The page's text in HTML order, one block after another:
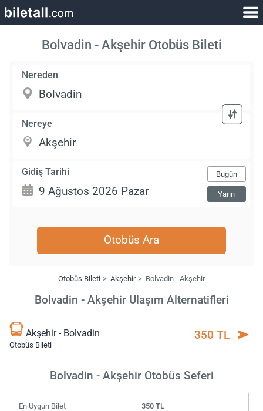
Bolvadin - Akşehir Otobüs Bileti
Nereden
Nereye
Gidiş Tarihi Bugün
Yarın
Otobüs Ara
Otobüs Bileti Akşehir Bolvadin - Akşehir
Bolvadin - Akşehir Ulaşım Alternatifleri
Akşehir - Bolvadin
Otobüs Bileti
350 TL
Bolvadin - Akşehir Otobüs Seferi
En Uygun Bilet 350 TL